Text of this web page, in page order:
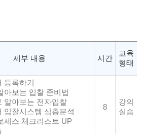
세부 내용 시간
교육
형태
등록하기
아보는 입찰 준비법
알아보는 전자입찰
입찰시스템 심층분석
세스 체크리스트 UP
8
강의
실습